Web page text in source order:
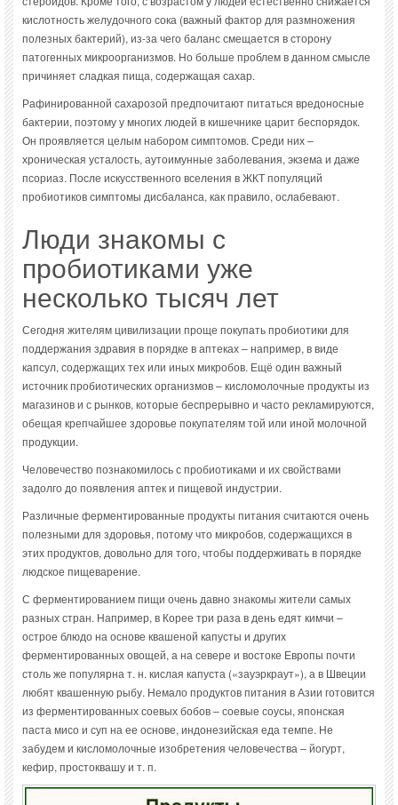
кислотность желудочного сока (важный фактор для размножения
полезных бактерий), из-за чего баланс смещается в сторону
патогенных микроорганизмов. Но больше проблем в данном смысле
причиняет сладкая пища, содержащая сахар.
Рафинированной сахарозой предпочитают питаться вредоносные
бактерии, поэтому у многих людей в кишечнике царит беспорядок.
Он проявляется целым набором симптомов. Среди них –
хроническая усталость, аутоимунные заболевания, экзема и даже
псориаз. После искусственного вселения в ЖКТ популяций
пробиотиков симптомы дисбаланса, как правило, ослабевают.
Люди знакомы с
пробиотиками уже
несколько тысяч лет
Сегодня жителям цивилизации проще покупать пробиотики для
поддержания здравия в порядке в аптеках – например, в виде
капсул, содержащих тех или иных микробов. Ещё один важный
источник пробиотических организмов – кисломолочные продукты из
магазинов и с рынков, которые беспрерывно и часто рекламируются,
обещая крепчайшее здоровье покупателям той или иной молочной
продукции.
Человечество познакомилось с пробиотиками и их свойствами
задолго до появления аптек и пищевой индустрии.
Различные ферментированные продукты питания считаются очень
полезными для здоровья, потому что микробов, содержащихся в
этих продуктов, довольно для того, чтобы поддерживать в порядке
людское пищеварение.
С ферментированием пищи очень давно знакомы жители самых
разных стран. Например, в Корее три раза в день едят кимчи –
острое блюдо на основе квашеной капусты и других
ферментированных овощей, а на севере и востоке Европы почти
столь же популярна т. н. кислая капуста («зауэркраут»), а в Швеции
любят квашенную рыбу. Немало продуктов питания в Азии готовится
из ферментированных соевых бобов – соевые соусы, японская
паста мисо и суп на ее основе, индонезийская еда темпе. Не
забудем и кисломолочные изобретения человечества – йогурт,
кефир, простоквашу и т. п.